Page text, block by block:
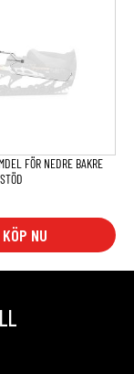
FÖR NEDRE BAKRE
KÖP NU